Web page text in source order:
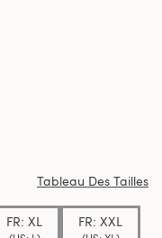
Tableau Des Tailles
FR: XL FR: XXL